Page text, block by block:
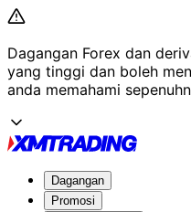
Dagangan Forex dan
yang tinggi dan boleh
anda memahami
Dagangan
Promosi